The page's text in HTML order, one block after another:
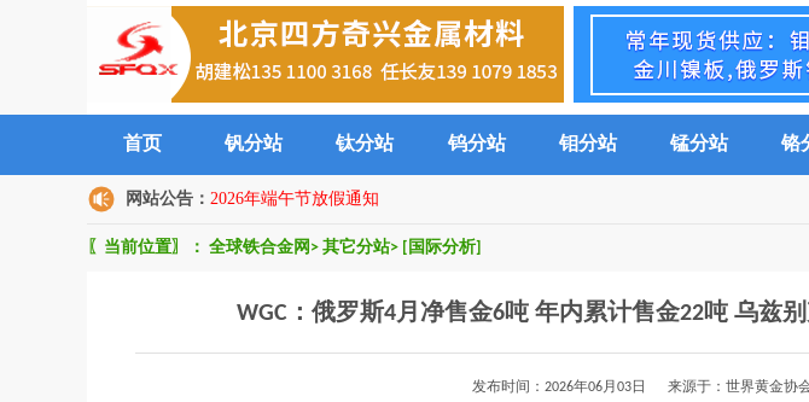
首页 钒分站 钛分站 钨分站 钼分站 锰分站 铬
网站公告： 2026年端午节放假通知
〖当前位置〗： 全球铁合金网 > 其它分站> [国际分析]
WGC：俄罗斯4月净售金6吨 年内累计售金22吨 乌兹
发布时间：2026年06月03日 来源于：世界黄金协